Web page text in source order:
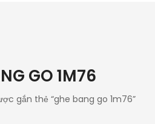
GO 1M76
gắn thẻ “ghe bang go 1m76”